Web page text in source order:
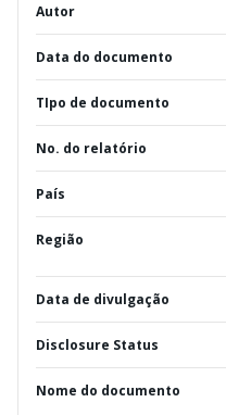
Autor
Data do documento
TIpo de documento
No. do relatório
País
Região
Data de divulgação
Disclosure Status
Nome do documento